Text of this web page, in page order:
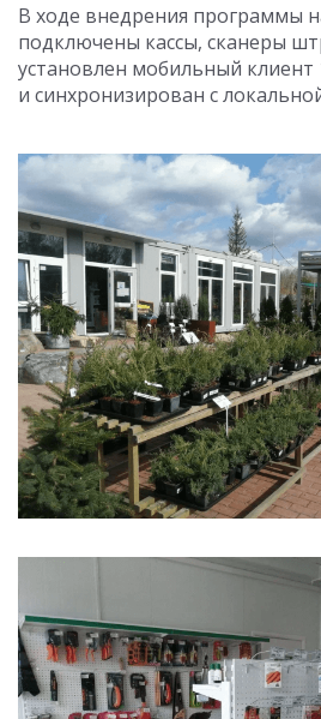
В ходе внедрения программы
подключены кассы, сканеры
установлен мобильный
и синхронизирован с